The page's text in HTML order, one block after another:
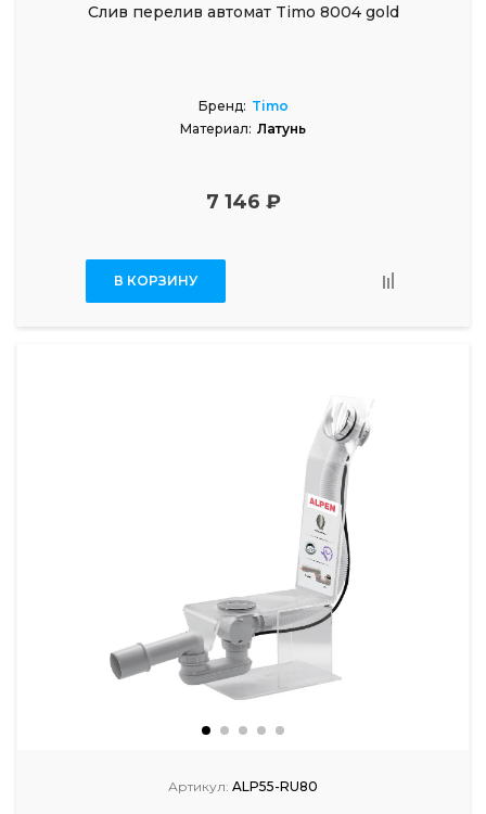
Слив перелив автомат Timo 8004 gold
Бренд: Timo
Материал: Латунь
7 146 ₽
В КОРЗИНУ
Артикул: ALP55-RU80